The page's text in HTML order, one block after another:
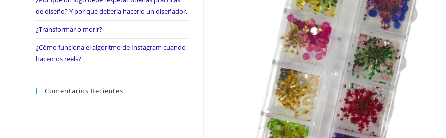
de diseño? Y por qué debería hacerlo un diseñador.
¿Transformar o morir?
¿Cómo funciona el algoritmo de Instagram cuando
hacemos reels?
Comentarios Recientes